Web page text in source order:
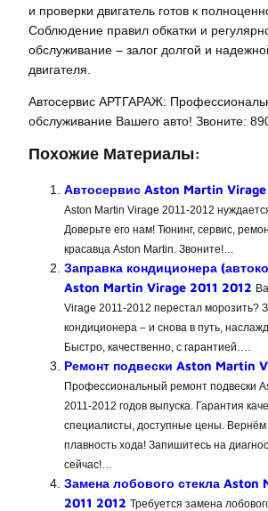
и проверки двигатель готов к
Соблюдение правил обкатки и
обслуживание – залог долгой и
двигателя.
Автосервис АРТГАРАЖ:
обслуживание Вашего авто! Звоните:
Похожие Материалы:
Автосервис Aston Martin Virage
Aston Martin Virage 2011-2012
Доверьте его нам! Тюнинг, сервис,
красавца Aston Martin. Звоните!…
Заправка кондиционера
Aston Martin Virage 2011 2012
Virage 2011-2012 перестал морозить?
кондиционера – и снова в путь,
Быстро, качественно, с гарантией….
Ремонт подвески Aston Martin
Профессиональный ремонт подвески
2011-2012 годов выпуска. Гарантия
специалисты, доступные цены.
плавность хода! Запишитесь на
сейчас!…
Замена лобового стекла Aston
2011 2012 Требуется замена